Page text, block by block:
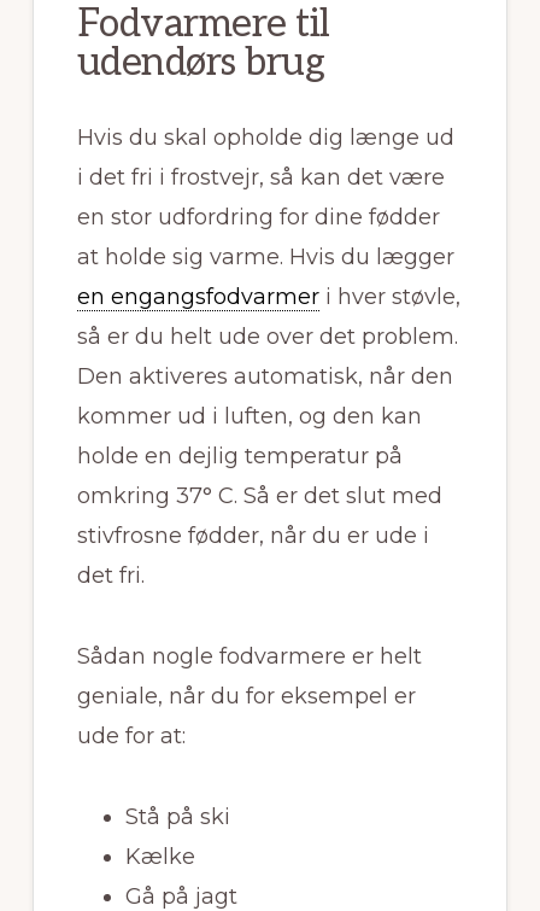
Fodvarmere til
udendørs brug
Hvis du skal opholde dig længe ud
i det fri i frostvejr, så kan det være
en stor udfordring for dine fødder
at holde sig varme. Hvis du lægger
en engangsfodvarmeri hver støvle,
så er du helt ude over det problem.
Den aktiveres automatisk, når den
kommer ud i luften, og den kan
holde en dejlig temperatur på
omkring 37° C. Så er det slut med
stivfrosne fødder, når du er ude i
det fri.
Sådan nogle fodvarmere er helt
geniale, når du for eksempel er
ude for at:
Stå på ski
Kælke
Gå på jagt